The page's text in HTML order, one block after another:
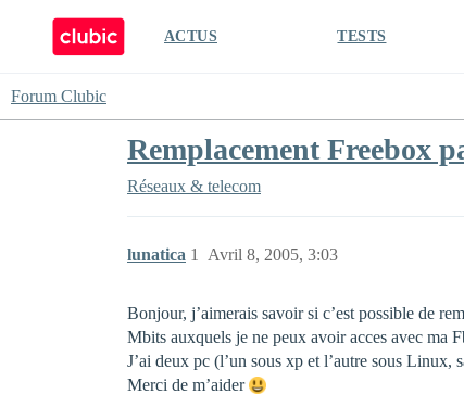
ACTUS TESTS
Forum Clubic
Remplacement Freebox
Réseaux & telecom
lunatica Avril 8, 2005, 3:03
1
Bonjour, j’aimerais savoir si c’est possible de
Mbits auxquels je ne peux avoir acces avec ma
J’ai deux pc (l’un sous xp et l’autre sous Linux,
Merci de m’aider